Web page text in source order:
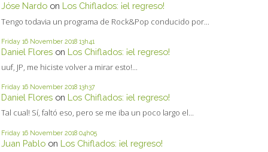
Jóse Nardo on Los Chiflados: ¡el regreso!
Tengo todavia un programa de Rock&Pop conducido por...
Friday 16 November 2018 13h41
Daniel Flores on Los Chiflados: ¡el regreso!
uuf, JP, me hiciste volver a mirar esto!...
Friday 16 November 2018 13h37
Daniel Flores on Los Chiflados: ¡el regreso!
Tal cual! Sí, faltó eso, pero se me iba un poco largo el...
Friday 16 November 2018 04h05
Juan Pablo on Los Chiflados: ¡el regreso!